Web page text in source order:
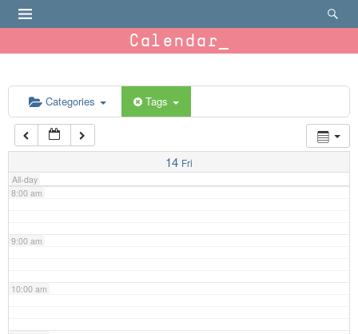
Calendar
Categories Tags
14 Fri
All-day
6:00 am
7:00 am
8:00 am
9:00 am
10:00 am